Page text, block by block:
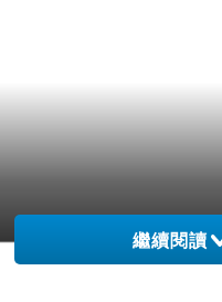
繼續閱讀